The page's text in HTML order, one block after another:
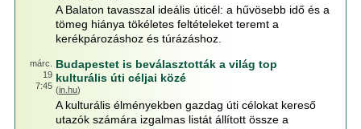
A Balaton tavasszal ideális úticél: a hűvösebb idő és a
tömeg hiánya tökéletes feltételeket teremt a
kerékpározáshoz és túrázáshoz.
márc.
19
7:45
Budapestet is beválasztották a világ top
kulturális úti céljai közé
(in.hu)
A kulturális élményekben gazdag úti célokat kereső
utazók számára izgalmas listát állított össze a